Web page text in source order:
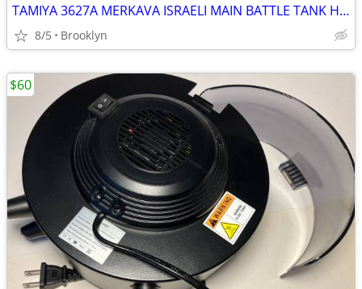
TAMIYA 3627A MERKAVA ISRAELI MAIN BATTLE TANK HIGH DETAIL SCALE MODEL
8/5 Brooklyn
$60